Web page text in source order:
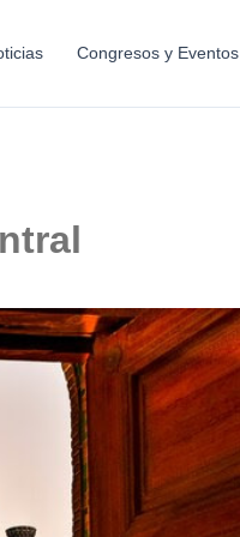
Congresos y Eventos